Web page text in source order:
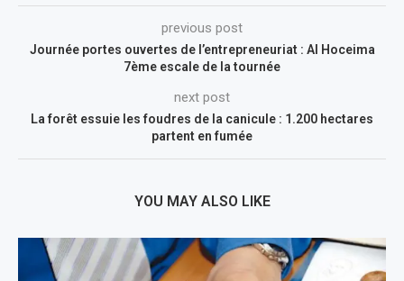
previous post
Journée portes ouvertes de l’entrepreneuriat : Al Hoceima
7ème escale de la tournée
next post
La forêt essuie les foudres de la canicule : 1.200 hectares
partent en fumée
YOU MAY ALSO LIKE